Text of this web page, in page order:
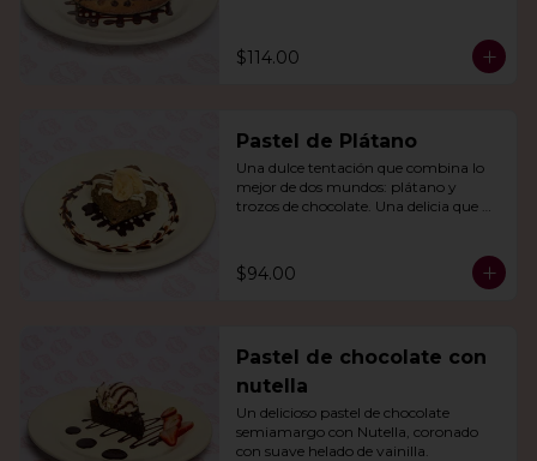
$114.00
Pastel de Plátano
Una dulce tentación que combina lo
mejor de dos mundos: plátano y
trozos de chocolate. Una delicia que
$94.00
Pastel de chocolate con
nutella
Un delicioso pastel de chocolate
semiamargo con Nutella, coronado
con suave helado de vainilla.